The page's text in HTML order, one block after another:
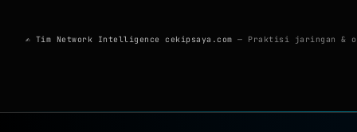
✍ Tim Network Intelligence cekipsaya.com — Praktisi jaringan &